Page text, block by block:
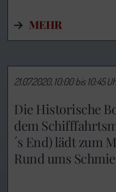
MEHR
Die Historische
dem
´s End) lädt zum
Rund ums
21.07.2020, 10:00 bis 10:45